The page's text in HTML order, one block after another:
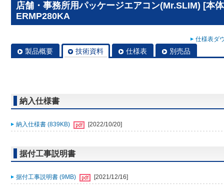
店舗・事務所用パッケージエアコン(Mr.SLIM) [本
ERMP280KA
仕様表ダ
製品概要 技術資料 仕様表 別売品
納入仕様書
納入仕様書 (839KB) [2022/10/20]
据付工事説明書
据付工事説明書 (9MB)
[2021/12/16]